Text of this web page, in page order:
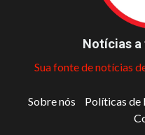
Notícias
Sua fonte de notícias
Sobre nós Políticas de